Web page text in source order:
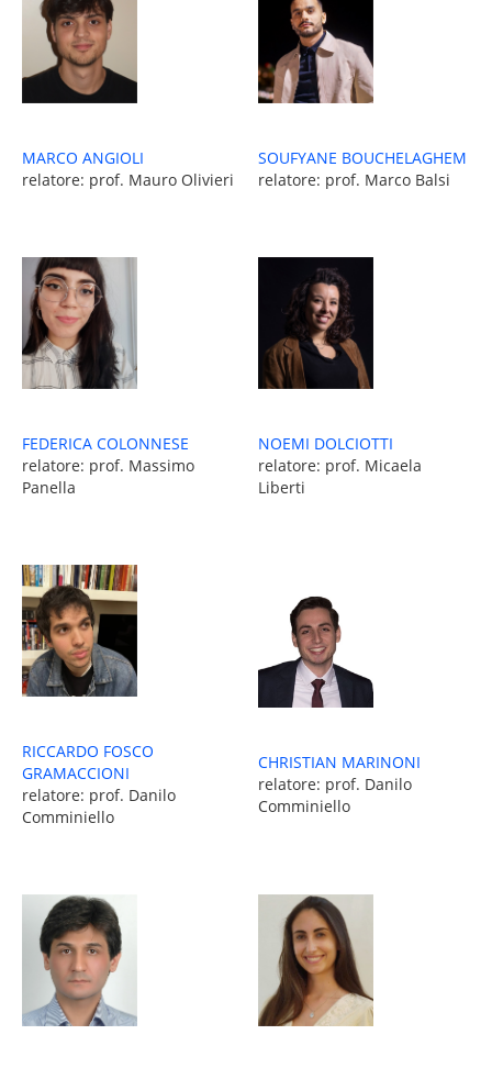
MARCO ANGIOLI
relatore: prof. Mauro Olivieri
SOUFYANE BOUCHELAGHEM
relatore: prof. Marco Balsi
FEDERICA COLONNESE
relatore: prof. Massimo
Panella
NOEMI DOLCIOTTI
relatore: prof. Micaela
Liberti
RICCARDO FOSCO
GRAMACCIONI
relatore: prof. Danilo
Comminiello
CHRISTIAN MARINONI
relatore: prof. Danilo
Comminiello